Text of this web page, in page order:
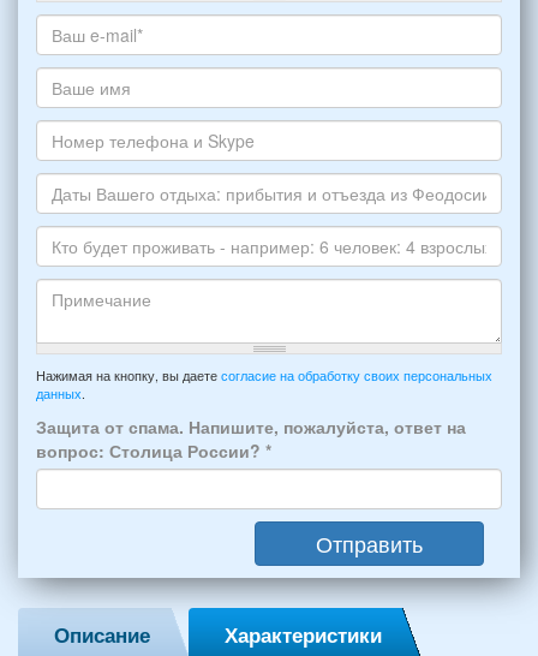
Какое
жилье
хотите
снять,
укажите
пожалуйста
НОМЕР
варианта:
*
Ваш
адрес
электронной
почты
*
Ваше
имя
Номер
телефона
и
Skype
Даты
Вашего
отдыха:
прибытия
отъезда
из
Феодосии:
*
Кто
будет
-
например:
6
человек:
4
взрослых
и
2
детей
Примечание
Нажимая на кнопку, вы даете согласие на обработку своих персональных
данных
Защита от спама. Напишите, пожалуйста, ответ на
вопрос: Столица России? *
Отправить
Описание
Характеристики